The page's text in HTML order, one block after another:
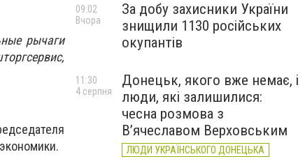
рычаги
За добу захисники України
знищили 1130 російських
окупантів
09:02
Вчора
Донецьк, якого вже немає, і
люди, які залишилися:
чесна розмова з
В’ячеславом Верховським
ЛЮДИ УКРАЇНСЬКОГО ДОНЕЦЬКА
11:30
4 серпня